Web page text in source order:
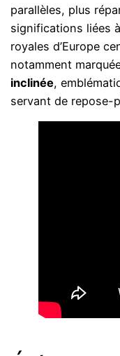
parallèles, plus
significations liées
royales d’Europe
notamment
inclinée,
servant de repose-